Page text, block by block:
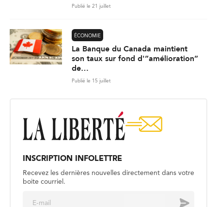
Publié le 21 juillet
ÉCONOMIE
La Banque du Canada maintient
son taux sur fond d'”amélioration”
de…
Publié le 15 juillet
INSCRIPTION INFOLETTRE
Recevez les dernières nouvelles directement dans votre
boite courriel.
Envoyer